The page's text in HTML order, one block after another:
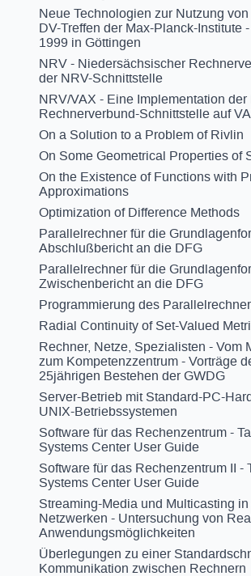
Neue Technologien zur Nutzung von
DV-Treffen der Max-Planck-Institute
1999 in Göttingen
NRV - Niedersächsischer
der NRV-Schnittstelle
NRV/VAX - Eine Implementation der
Rechnerverbund-Schnittstelle auf
On a Solution to a Problem of Rivlin
On Some Geometrical Properties of
On the Existence of Functions with
Approximations
Optimization of Difference Methods
Parallelrechner für die
Abschlußbericht an die DFG
Parallelrechner für die
Zwischenbericht an die DFG
Programmierung des
Radial Continuity of Set-Valued
Rechner, Netze, Spezialisten - Vom
zum Kompetenzzentrum - Vorträge
25jährigen Bestehen der GWDG
Server-Betrieb mit Standard-PC-
UNIX-Betriebssystemen
Software für das Rechenzentrum -
Systems Center User Guide
Software für das Rechenzentrum II -
Systems Center User Guide
Streaming-Media und Multicasting
Netzwerken - Untersuchung von
Anwendungsmöglichkeiten
Überlegungen zu einer
Kommunikation zwischen Rechnern